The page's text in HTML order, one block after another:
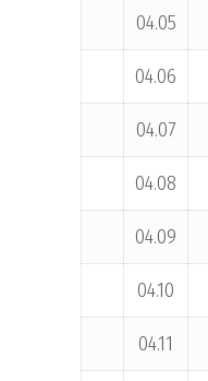
04.05
04.06
04.07
04.08
04.09
04.10
04.11